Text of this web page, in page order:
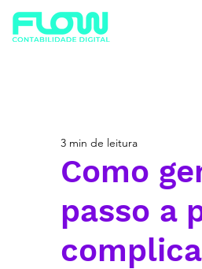
Como
passo a
3 min de leitura